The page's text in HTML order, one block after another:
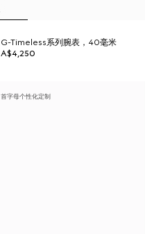
G-Timeless系列腕表，40毫米
A$4,250
首字母个性化定制